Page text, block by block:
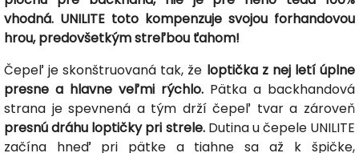
vhodná. UNILITE toto kompenzuje svojou forhandovou
hrou, predovšetkým streľbou ťahom!
Čepeľ je skonštruovaná tak, že loptička z nej letí úplne
presne a hlavne veľmi rýchlo. Pätka a backhandová
strana je spevnená a tým drží čepeľ tvar a zároveň
presnú dráhu loptičky pri strele.Dutina u čepele UNILITE
začína hneď pri pätke a tiahne sa až k špičke,